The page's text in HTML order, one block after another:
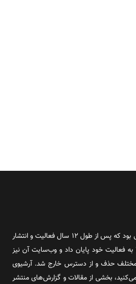
روز آنلاین روزنامه‌ای اینترنتی بود که پس از طول ۱۲ سال فعالیت و انتشار
۲۵۰۰ شماره، در سال ۲۰۱۶ به فعالیت خود پایان داد و وب‌سایت آن نیز
مختلف حذف و از دسترس خارج شد. آرشیوی
بخشی از مقالات و گزارش‌های منتشر